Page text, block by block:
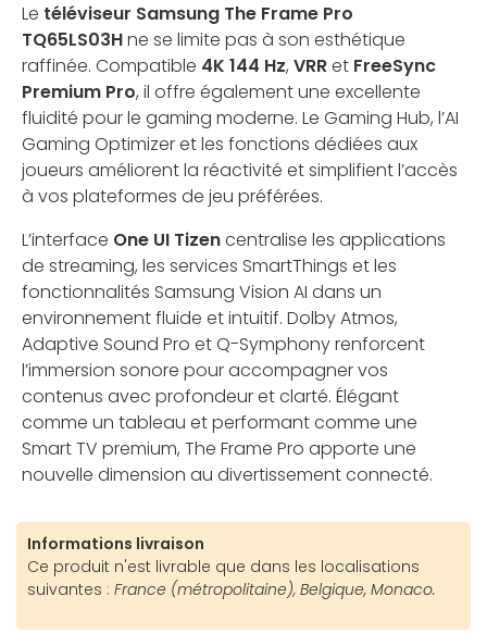
Le téléviseur Samsung The Frame Pro
TQ65LS03Hne se limite pas à son esthétique
raffinée. Compatible 4K 144 Hz, VRRet FreeSync
Premium Pro, il offre également une excellente
fluidité pour le gaming moderne. Le Gaming Hub, l’AI
Gaming Optimizer et les fonctions dédiées aux
joueurs améliorent la réactivité et simplifient l’accès
à vos plateformes de jeu préférées.
L’interface One UI Tizencentralise les applications
de streaming, les services SmartThings et les
fonctionnalités Samsung Vision AI dans un
environnement fluide et intuitif. Dolby Atmos,
Adaptive Sound Pro et Q-Symphony renforcent
l’immersion sonore pour accompagner vos
contenus avec profondeur et clarté. Élégant
comme un tableau et performant comme une
Smart TV premium, The Frame Pro apporte une
nouvelle dimension au divertissement connecté.
Informations livraison
Ce produit n'est livrable que dans les localisations
suivantes : France (métropolitaine), Belgique, Monaco.